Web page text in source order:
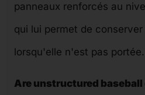
panneaux renforcés au
qui lui permet de
lorsqu'elle n'est pas portée.
Are unstructured baseball